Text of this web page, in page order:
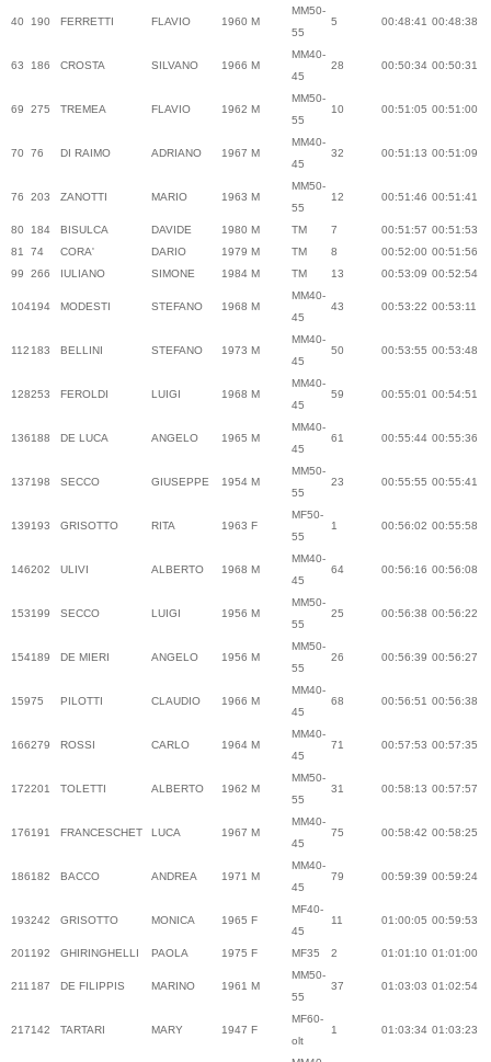
40 190 FERRETTI FLAVIO 1960 M
MM50-
55
5 00:48:41 00:48:38
63 186 CROSTA SILVANO 1966 M
MM40-
45
28 00:50:34 00:50:31
69 275 TREMEA FLAVIO 1962 M
MM50-
55
10 00:51:05 00:51:00
70 76 DI RAIMO ADRIANO 1967 M
MM40-
45
32 00:51:13 00:51:09
76 203 ZANOTTI MARIO 1963 M
MM50-
55
12 00:51:46 00:51:41
80 184 BISULCA DAVIDE 1980 M TM 7 00:51:57 00:51:53
81
74 CORA' DARIO 1979 M TM 8 00:52:00 00:51:56
99
266 IULIANO SIMONE 1984 M TM 13 00:53:09 00:52:54
104194 MODESTI STEFANO 1968 M
MM40-
45
43 00:53:22 00:53:11
112 183 BELLINI STEFANO 1973 M
MM40-
45
50 00:53:55 00:53:48
128253 FEROLDI LUIGI 1968 M
MM40-
45
59 00:55:01 00:54:51
136188 DE LUCA ANGELO 1965 M
MM40-
45
61 00:55:44 00:55:36
137198 SECCO GIUSEPPE 1954 M
MM50-
55
23 00:55:55 00:55:41
139193 GRISOTTO RITA 1963 F
MF50-
55
1 00:56:02 00:55:58
146202 ULIVI ALBERTO 1968 M
MM40-
45
64 00:56:16 00:56:08
153199 SECCO LUIGI 1956 M
MM50-
55
25 00:56:38 00:56:22
154189 DE MIERI ANGELO 1956 M
MM50-
55
26 00:56:39 00:56:27
15975 PILOTTI CLAUDIO 1966 M
MM40-
45
68 00:56:51 00:56:38
166279 ROSSI CARLO 1964 M
MM40-
45
71 00:57:53 00:57:35
172201 TOLETTI ALBERTO 1962 M
MM50-
55
31 00:58:13 00:57:57
176191 FRANCESCHET LUCA 1967 M
MM40-
45
75 00:58:42 00:58:25
186182 BACCO ANDREA 1971 M
MM40-
45
79 00:59:39 00:59:24
193242 GRISOTTO MONICA 1965 F
MF40-
45
11 01:00:05 00:59:53
201 192 GHIRINGHELLI PAOLA 1975 F MF35 2 01:01:10 01:01:00
211 187 DE FILIPPIS MARINO 1961 M
MM50-
55
37 01:03:03 01:02:54
217142 TARTARI MARY 1947 F
MF60-
olt
1 01:03:34 01:03:23